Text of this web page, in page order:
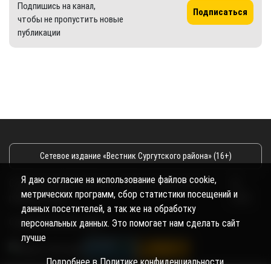
Подпишись на канал,
чтобы не пропустить новые
публикации
Подписаться
Сетевое издание «Вестник Сургутского района» (16+)
Сетевое издание Вестник - Новости Сургутского
района и Югры
2026
Copyright © 2018- 2026
Я даю согласие на использование файлов cookie,
метрических программ, сбор статистики посещений и
данных посетителей, а так же на обработку
персональных данных. Это помогает нам сделать сайт
лучше